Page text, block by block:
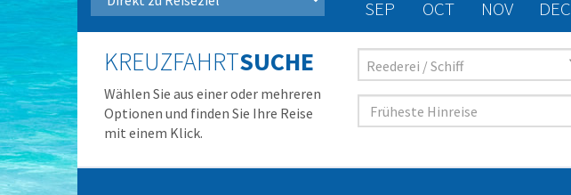
SEP
OCT NOV DEC
KREUZFAHRTSUCHE
Wählen Sie aus einer oder mehreren
Optionen und finden Sie Ihre Reise
mit einem Klick.
Reederei / Schiff